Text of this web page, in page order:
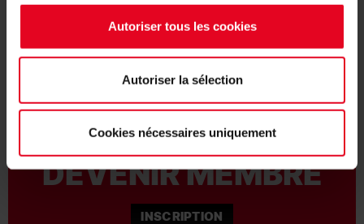
Autoriser tous les cookies
Autoriser la sélection
Cookies nécessaires uniquement
DEVENIR FAN:
DEVENIR MEMBRE
INSCRIPTION